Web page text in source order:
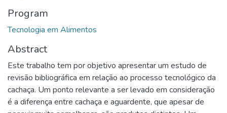
Program
Tecnologia em Alimentos
Abstract
Este trabalho tem por objetivo apresentar um estudo de
revisão bibliográfica em relação ao processo tecnológico da
cachaça. Um ponto relevante a ser levado em consideração
é a diferença entre cachaça e aguardente, que apesar de